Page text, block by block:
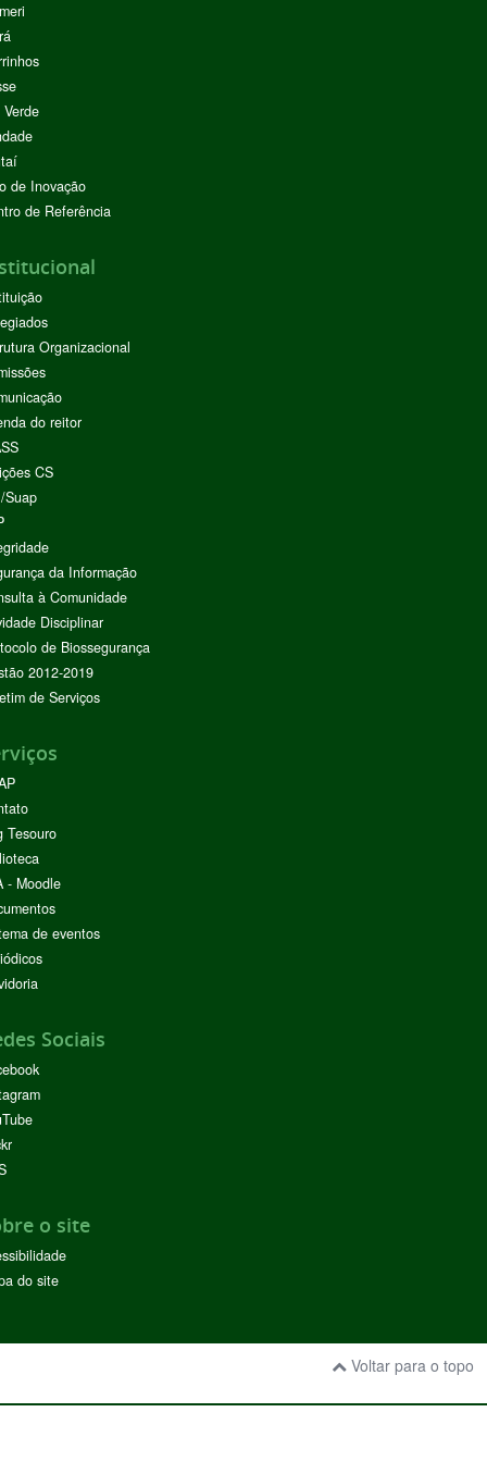
de Inovação
de Referência
Organizacional
do reitor
CS
Suap
da Informação
à Comunidade
Disciplinar
de Biossegurança
2012-2019
de Serviços
Tesouro
- Moodle
de eventos
Sociais
o site
do site
Voltar para o topo